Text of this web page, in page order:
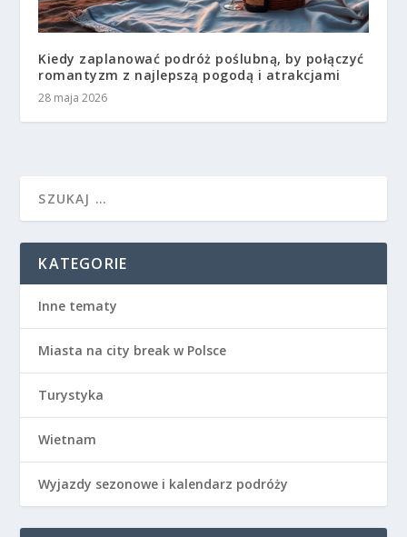
Kiedy zaplanować podróż poślubną, by połączyć
romantyzm z najlepszą pogodą i atrakcjami
28 maja 2026
KATEGORIE
Inne tematy
Miasta na city break w Polsce
Turystyka
Wietnam
Wyjazdy sezonowe i kalendarz podróży